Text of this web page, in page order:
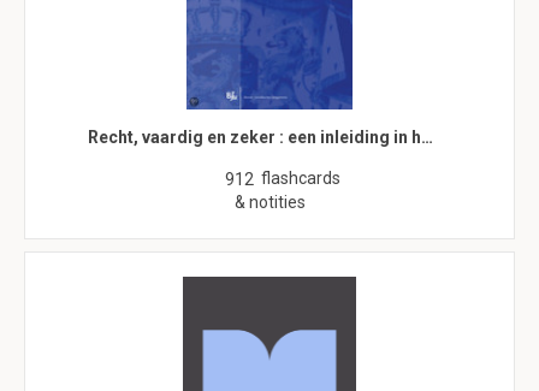
Recht, vaardig en zeker : een inleiding in h…
912 flashcards
& notities